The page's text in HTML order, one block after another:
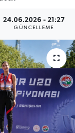
24.06.2026 - 21:27
GÜNCELLEME